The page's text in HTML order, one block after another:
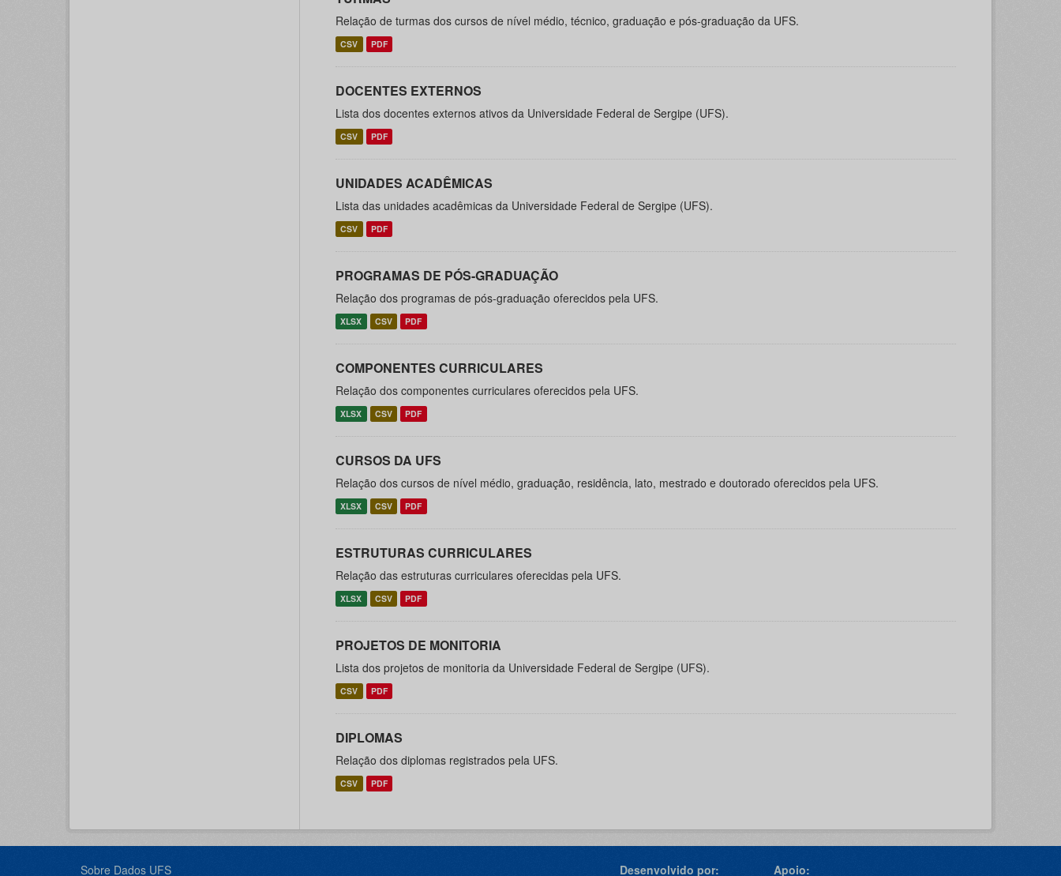
Relação de turmas dos cursos de nível médio, técnico, graduação e pós-graduação da UFS.
CSV PDF
DOCENTES EXTERNOS
Lista dos docentes externos ativos da Universidade Federal de Sergipe (UFS).
CSV PDF
UNIDADES ACADÊMICAS
Lista das unidades acadêmicas da Universidade Federal de Sergipe (UFS).
CSV PDF
PROGRAMAS DE PÓS-GRADUAÇÃO
Relação dos programas de pós-graduação oferecidos pela UFS.
XLSX CSV PDF
COMPONENTES CURRICULARES
Relação dos componentes curriculares oferecidos pela UFS.
XLSX CSV PDF
CURSOS DA UFS
Relação dos cursos de nível médio, graduação, residência, lato, mestrado e doutorado oferecidos pela UFS.
XLSX CSV PDF
ESTRUTURAS CURRICULARES
Relação das estruturas curriculares oferecidas pela UFS.
XLSX CSV PDF
PROJETOS DE MONITORIA
Lista dos projetos de monitoria da Universidade Federal de Sergipe (UFS).
CSV PDF
DIPLOMAS
Relação dos diplomas registrados pela UFS.
CSV PDF
Sobre Dados UFS Desenvolvido por: Apoio: